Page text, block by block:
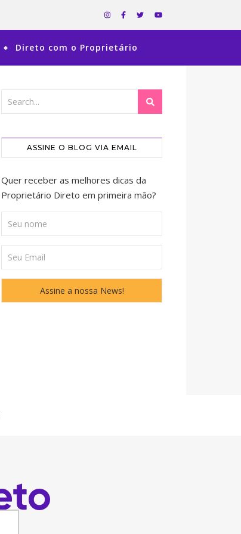
Direto com o Proprietário
ASSINE O BLOG VIA EMAIL
Quer receber as melhores dicas da
Proprietário Direto em primeira mão?